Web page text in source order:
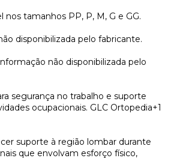
nos tamanhos PP, P, M, G e GG.
disponibilizada pelo fabricante.
não disponibilizada pelo
segurança no trabalho e suporte
ocupacionais. GLC Ortopedia+1
suporte à região lombar durante
que envolvam esforço físico,